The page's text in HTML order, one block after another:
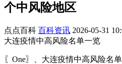
个中风险地区
点点百科 百科资讯 2026-05-31
大连疫情中高风险名单一览
〖One〗、大连疫情中高风险名